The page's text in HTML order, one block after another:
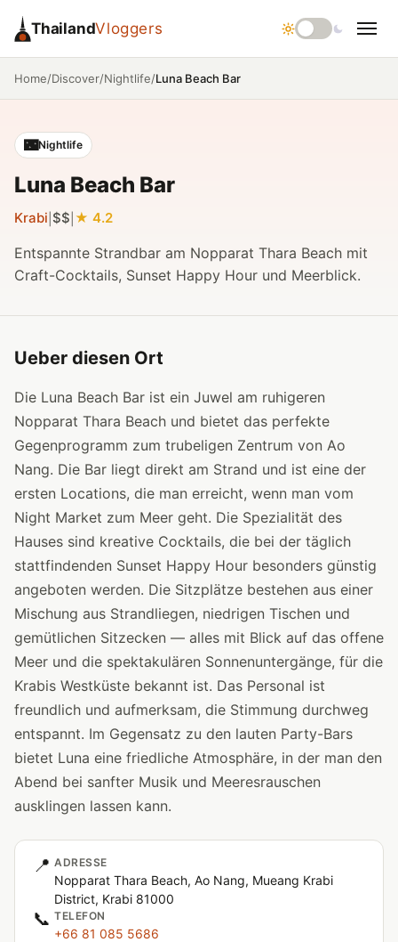
ThailandVloggers
Home/Discover/Nightlife/Luna Beach Bar
🌃Nightlife
Luna Beach Bar
Krabi $$ 4.2
Entspannte Strandbar am Nopparat Thara Beach mit
Craft-Cocktails, Sunset Happy Hour und Meerblick.
Ueber diesen Ort
Die Luna Beach Bar ist ein Juwel am ruhigeren
Nopparat Thara Beach und bietet das perfekte
Gegenprogramm zum trubeligen Zentrum von Ao
Nang. Die Bar liegt direkt am Strand und ist eine der
ersten Locations, die man erreicht, wenn man vom
Night Market zum Meer geht. Die Spezialität des
Hauses sind kreative Cocktails, die bei der täglich
stattfindenden Sunset Happy Hour besonders günstig
angeboten werden. Die Sitzplätze bestehen aus einer
Mischung aus Strandliegen, niedrigen Tischen und
gemütlichen Sitzecken — alles mit Blick auf das offene
Meer und die spektakulären Sonnenuntergänge, für die
Krabis Westküste bekannt ist. Das Personal ist
freundlich und aufmerksam, die Stimmung durchweg
entspannt. Im Gegensatz zu den lauten Party-Bars
bietet Luna eine friedliche Atmosphäre, in der man den
Abend bei sanfter Musik und Meeresrauschen
ausklingen lassen kann.
📍 ADRESSE
Nopparat Thara Beach, Ao Nang, Mueang Krabi
District, Krabi 81000
📞 TELEFON
+66 81 085 5686